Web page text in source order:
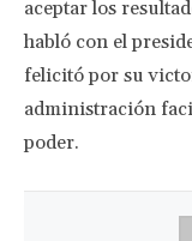
aceptar los
habló con el
felicitó por su
administración
poder.